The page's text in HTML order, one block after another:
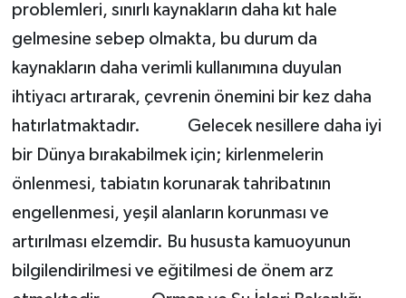
problemleri, sınırlı kaynakların daha kıt hale
gelmesine sebep olmakta, bu durum da
kaynakların daha verimli kullanımına duyulan
ihtiyacı artırarak, çevrenin önemini bir kez daha
hatırlatmaktadır. Gelecek nesillere daha iyi
bir Dünya bırakabilmek için; kirlenmelerin
önlenmesi, tabiatın korunarak tahribatının
engellenmesi, yeşil alanların korunması ve
artırılması elzemdir. Bu hususta kamuoyunun
bilgilendirilmesi ve eğitilmesi de önem arz